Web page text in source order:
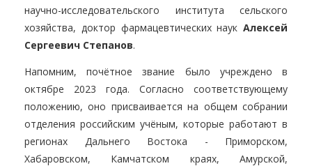
научно-исследовательского института сельского
хозяйства, доктор фармацевтических наук Алексей
Сергеевич Степанов.
Напомним, почётное звание было учреждено в
октябре 2023 года. Согласно соответствующему
положению, оно присваивается на общем собрании
отделения российским учёным, которые работают в
регионах Дальнего Востока - Приморском,
Хабаровском, Камчатском краях, Амурской,